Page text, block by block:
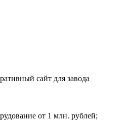
сайт для завода
от 1 млн. рублей;